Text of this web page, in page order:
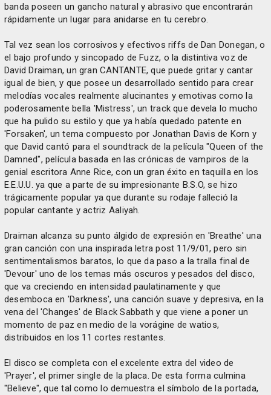
banda poseen un gancho natural y abrasivo que encontrarán
rápidamente un lugar para anidarse en tu cerebro.
Tal vez sean los corrosivos y efectivos riffs de Dan Donegan, o
el bajo profundo y sincopado de Fuzz, o la distintiva voz de
David Draiman, un gran CANTANTE, que puede gritar y cantar
igual de bien, y que posee un desarrollado sentido para crear
melodías vocales realmente alucinantes y emotivas como la
poderosamente bella 'Mistress', un track que devela lo mucho
que ha pulido su estilo y que ya había quedado patente en
'Forsaken', un tema compuesto por Jonathan Davis de Korn y
que David cantó para el soundtrack de la película "Queen of the
Damned", película basada en las crónicas de vampiros de la
genial escritora Anne Rice, con un gran éxito en taquilla en los
E.E.U.U. ya que a parte de su impresionante B.S.O, se hizo
trágicamente popular ya que durante su rodaje falleció la
popular cantante y actriz Aaliyah.
Draiman alcanza su punto álgido de expresión en 'Breathe' una
gran canción con una inspirada letra post 11/9/01, pero sin
sentimentalismos baratos, lo que da paso a la tralla final de
'Devour' uno de los temas más oscuros y pesados del disco,
que va creciendo en intensidad paulatinamente y que
desemboca en 'Darkness', una canción suave y depresiva, en la
vena del 'Changes' de Black Sabbath y que viene a poner un
momento de paz en medio de la vorágine de watios,
distribuidos en los 11 cortes restantes.
El disco se completa con el excelente extra del video de
'Prayer', el primer single de la placa. De esta forma culmina
"Believe", que tal como lo demuestra el símbolo de la portada,